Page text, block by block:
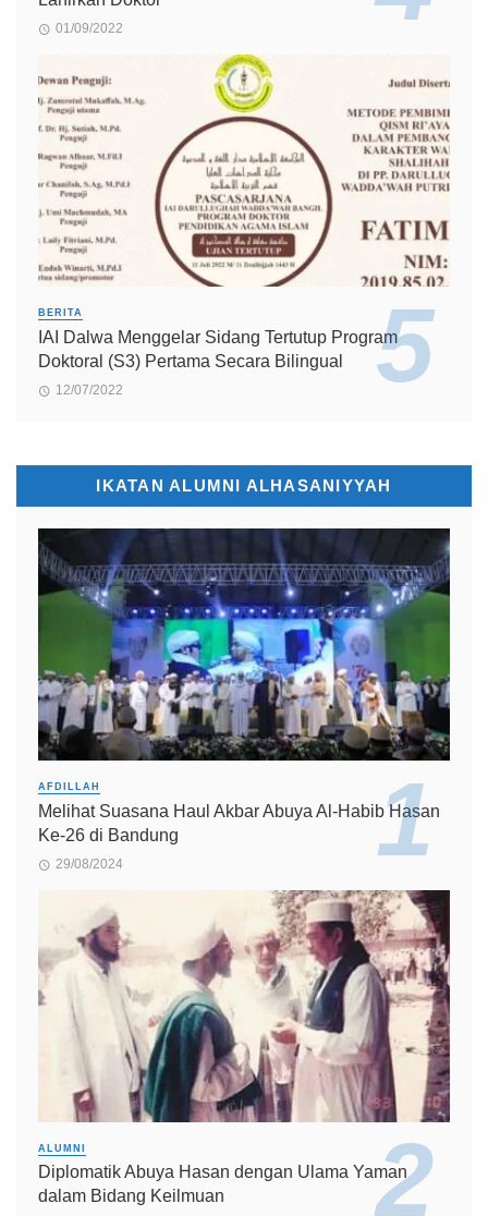
01/09/2022
BERITA
IAI Dalwa Menggelar Sidang Tertutup Program
Doktoral (S3) Pertama Secara Bilingual
12/07/2022
IKATAN ALUMNI ALHASANIYYAH
AFDILLAH
Melihat Suasana Haul Akbar Abuya Al-Habib Hasan
Ke-26 di Bandung
29/08/2024
ALUMNI
Diplomatik Abuya Hasan dengan Ulama Yaman
dalam Bidang Keilmuan